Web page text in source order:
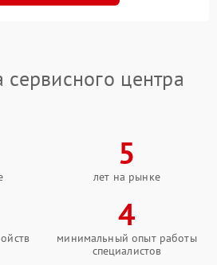
центра
5
лет на рынке
4
минимальный опыт работы
специалистов